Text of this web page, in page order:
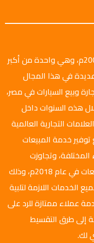
تأسست شركة الليثي أوتو جروب عام 2008م، وهي واحدة من أكبر
عديدة في هذا المجال
وبيع السيارات في مصر،
هذه السنوات داخل
التجارية العالمية
خدمة المبيعات
المختلفة، وتجاوزت
مجموعة الليثي أعلى مستوى من المبيعات في عام 2018م، وذلك
الخدمات اللازمة لتلبية
عملاء ممتازة للرد على
إلى طرق التقسيط
لك.